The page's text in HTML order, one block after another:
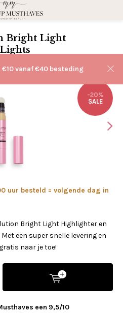
vanaf €40 besteding
Bright Light
-20%
SALE
uur besteld = volgende dag in
Bright Light Highlighter en
een super snelle levering en
naar je toe!
een 9,5/10